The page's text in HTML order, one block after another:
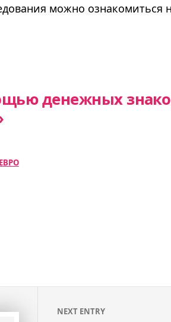
можно ознакомиться
денежных
ЕВРО
NEXT ENTRY